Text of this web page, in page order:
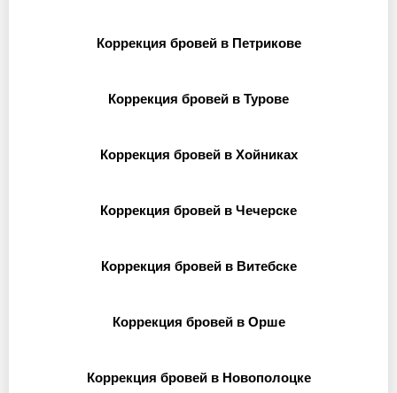
Коррекция бровей в Петрикове
Коррекция бровей в Турове
Коррекция бровей в Хойниках
Коррекция бровей в Чечерске
Коррекция бровей в Витебске
Коррекция бровей в Орше
Коррекция бровей в Новополоцке